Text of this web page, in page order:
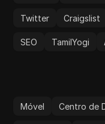
Twitter Craigslist
SEO TamilYogi
Móvel Centro de